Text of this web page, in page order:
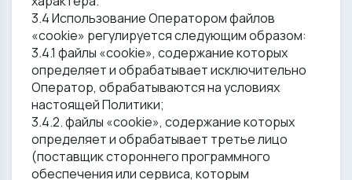
3.4 Использование Оператором файлов
«cookie» регулируется следующим образом:
3.4.1 файлы «cookie», содержание которых
определяет и обрабатывает исключительно
Оператор, обрабатываются на условиях
настоящей Политики;
3.4.2. файлы «cookie», содержание которых
определяет и обрабатывает третье лицо
(поставщик стороннего программного
обеспечения или сервиса, которым